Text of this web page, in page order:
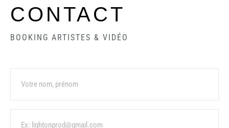
CONTACT
BOOKING ARTISTES & VIDÉO